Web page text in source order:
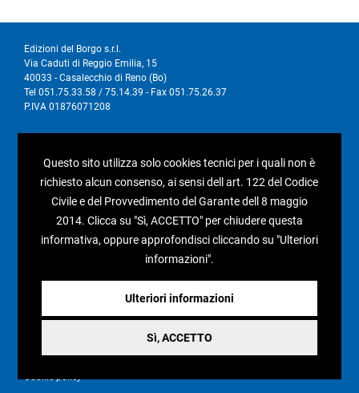
Edizioni del Borgo s.r.l.
Via Caduti di Reggio Emilia, 15
40033 - Casalecchio di Reno (Bo)
Tel 051.75.33.58 / 75.14.39 - Fax 051.75.26.37
P.IVA 01876071208
Condizioni generali di vendita
Resi e rimborsi
Privacy policy
Cookie policy
Questo sito utilizza solo cookies tecnici per i quali non è
richiesto alcun consenso, ai sensi dell art. 122 del Codice
Civile e del Provvedimento del Garante dell 8 maggio
2014. Clicca su "Sì, ACCETTO" per chiudere questa
informativa, oppure approfondisci cliccando su "Ulteriori
informazioni".
Ulteriori informazioni
Sì, ACCETTO